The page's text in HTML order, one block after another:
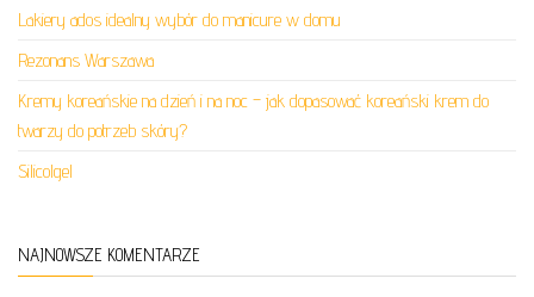
Lakiery ados idealny wybór do manicure w domu
Rezonans Warszawa
Kremy koreańskie na dzień i na noc – jak dopasować koreański krem do
twarzy do potrzeb skóry?
Silicolgel
NAJNOWSZE KOMENTARZE